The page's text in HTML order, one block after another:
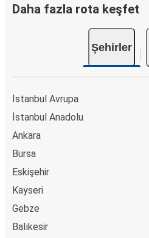
Malatya
Malatya
Malatya
Daha fazla rota keşfet
Şehirler
İstanbul Avrupa
İstanbul Anadolu
Ankara
Bursa
Eskişehir
Kayseri
Gebze
Balıkesir